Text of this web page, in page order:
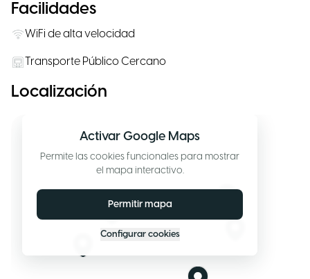
Facilidades
WiFi de alta velocidad
Transporte Público Cercano
Localización
Activar Google Maps
Permite las cookies funcionales para mostrar
el mapa interactivo.
Permitir mapa
Configurar cookies